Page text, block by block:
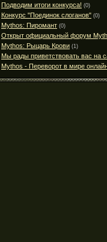
Подводим итоги конкурса! (0)
Конкурс "Поединок слоганов" (0)
Mythos: Пиромант (0)
Открыт официальный форум
Mythos: Рыцарь Крови (1)
Мы рады приветствовать вас на
Mythos - Переворот в мире